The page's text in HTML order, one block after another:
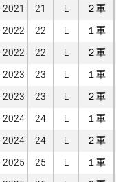
2021
21 L
２軍
2022
22 L
１軍
2022
22 L
２軍
2023
23 L
１軍
2023
23 L
２軍
2024
24 L
１軍
2024
24 L
２軍
2025
25 L
１軍